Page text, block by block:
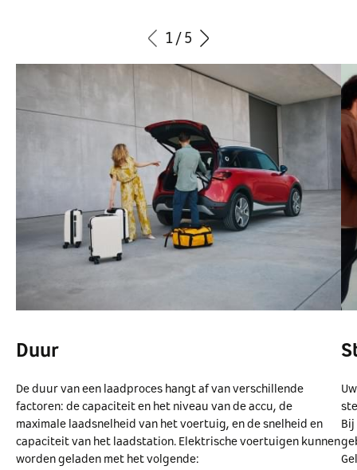
1 / 5
Duur
De duur van een laadproces hangt af van verschillende
factoren: de capaciteit en het niveau van de accu, de
maximale laadsnelheid van het voertuig, en de snelheid en
capaciteit van het laadstation. Elektrische voertuigen kunnen
worden geladen met het volgende: